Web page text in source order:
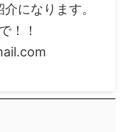
になります。
！！